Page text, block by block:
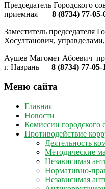
Председатель Городского
приемная — 8 (8734) 77-05-
Заместитель председателя
Хосултанович,
Аушев Магомет Абоевич
г. Назрань — 8 (8734) 77-05-
Меню сайта
Главная
Новости
Комиссии городского
Противодействие
Деятельность
Методические
Независимая
Нормативно-
Независимая